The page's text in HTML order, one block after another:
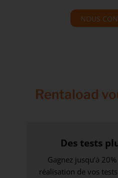
NOUS
Rentaload
Des tests
Gagnez jusqu’à
réalisation de vos